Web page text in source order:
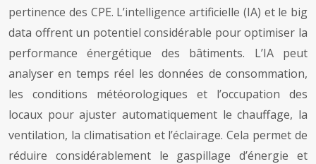
pertinence des CPE. L’intelligence artificielle (IA) et le big
data offrent un potentiel considérable pour optimiser la
performance énergétique des bâtiments. L’IA peut
analyser en temps réel les données de consommation,
les conditions météorologiques et l’occupation des
locaux pour ajuster automatiquement le chauffage, la
ventilation, la climatisation et l’éclairage. Cela permet de
réduire considérablement le gaspillage d’énergie et